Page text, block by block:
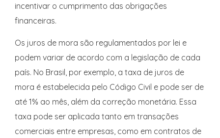
incentivar o cumprimento das obrigações
financeiras.
Os juros de mora são regulamentados por lei e
podem variar de acordo com a legislação de cada
país. No Brasil, por exemplo, a taxa de juros de
mora é estabelecida pelo Código Civil e pode ser de
até 1% ao mês, além da correção monetária. Essa
taxa pode ser aplicada tanto em transações
comerciais entre empresas, como em contratos de